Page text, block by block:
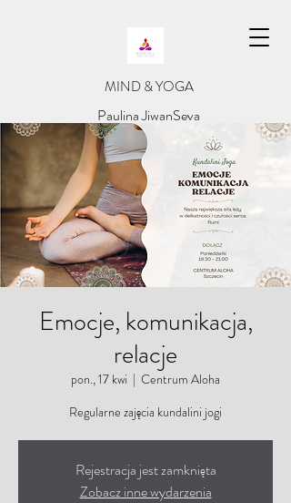
​MIND & YOGA
​Paulina JiwanSeva
Emocje, komunikacja,
relacje
pon., 17 kwi
  |
Centrum Aloha
Regularne zajęcia kundalini jogi
Rejestracja jest zamknięta
Zobacz inne wydarzenia